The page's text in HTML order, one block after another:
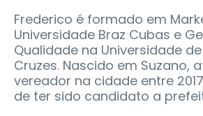
Frederico é formado em
Universidade Braz Cubas e
Qualidade na Universidade
Cruzes. Nascido em Suzano,
vereador na cidade entre
de ter sido candidato a